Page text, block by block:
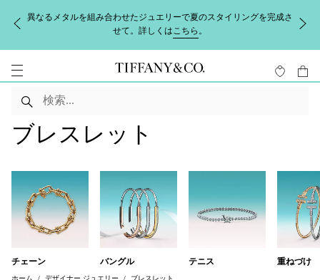
異なるメタルを組み合わせたジュエリーで夏のスタイリングを完成さ
せて。詳しくはこちら 。
ブレスレット
チェーン バングル テニス 重ねづけ
ホーム デザイナー ジュエリー ブレスレット